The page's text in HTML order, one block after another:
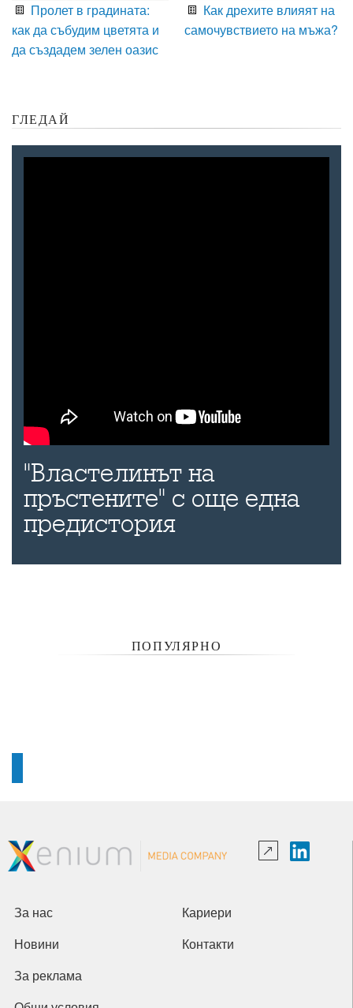
Пролет в градината:
как да събудим цветята и
да създадем зелен оазис
Как дрехите влияят на
самочувствието на мъжа?
ГЛЕДАЙ
"Властелинът на
пръстените" с още една
предистория
ПОПУЛЯРНО
За нас Кариери
Новини Контакти
За реклама